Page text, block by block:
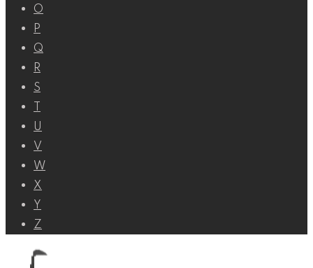
O
P
Q
R
S
U
V
W
X
Y
Z